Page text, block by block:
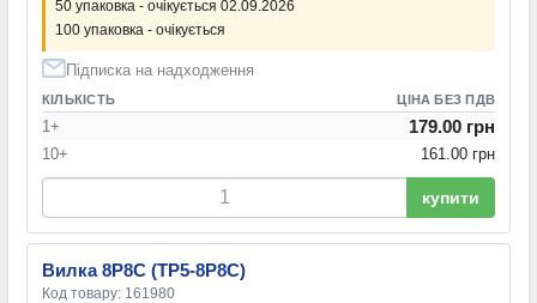
50 упаковка - очікується 02.09.2026
100 упаковка - очікується
Підписка на надходження
КІЛЬКІСТЬ ЦІНА БЕЗ ПДВ
1+ 179.00 грн
10+ 161.00 грн
купити
Вилка 8P8C (TP5-8P8C)
Код товару: 161980